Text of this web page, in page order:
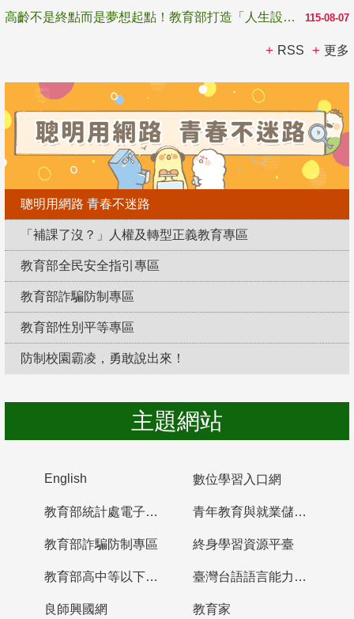
115-08-07
高齡不是終點而是夢想起點！教育部打造「人生設計夢工場」 參展第3屆高齡健康產業博覽會
RSS 更多
聰明用網路 青春不迷路
「補課了沒？」人權及轉型正義教育專區
教育部全民安全指引專區
教育部詐騙防制專區
教育部性別平等專區
防制校園霸凌，勇敢說出來！
主題網站
English 數位學習入口網
教育部統計處電子書櫃 青年教育與就業儲蓄帳戶
教育部詐騙防制專區 終身學習資源平臺
教育部高中等以下學校及幼兒園教師資格檢定考試 臺灣台語語言能力認證網站
良師興國網
教育家